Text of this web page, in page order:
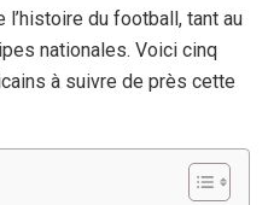
du football, tant au
nationales. Voici cinq
à suivre de près cette